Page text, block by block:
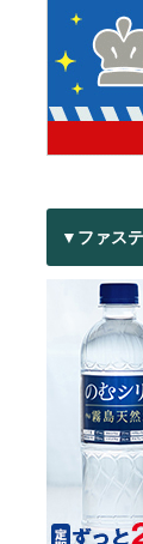
▼ファス